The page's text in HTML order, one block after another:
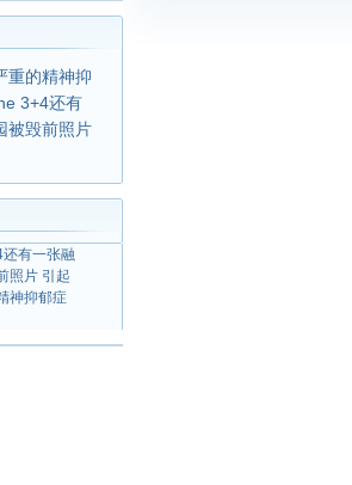
重的精神抑
3+4还有
被毁前照片
有一张融
照片 引起
神抑郁症